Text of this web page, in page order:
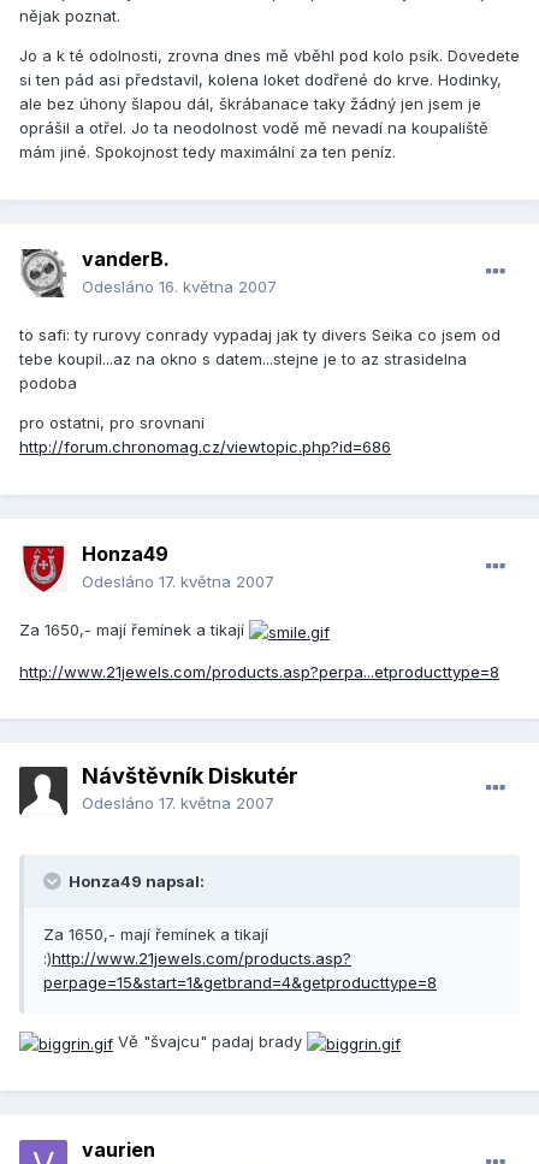
nějak poznat.
Jo a k té odolnosti, zrovna dnes mě vběhl pod kolo psík. Dovedete
si ten pád asi představil, kolena loket dodřené do krve. Hodinky,
ale bez úhony šlapou dál, škrábanace taky žádný jen jsem je
oprášil a otřel. Jo ta neodolnost vodě mě nevadí na koupaliště
mám jiné. Spokojnost tedy maximální za ten peníz.
vanderB.
Odesláno 16. května 2007
to safi: ty rurovy conrady vypadaj jak ty divers Seika co jsem od
tebe koupil...az na okno s datem...stejne je to az strasidelna
podoba
pro ostatni, pro srovnani
http://forum.chronomag.cz/viewtopic.php?id=686
Honza49
Odesláno 17. května 2007
Za 1650,- mají řemínek a tikají
http://www.21jewels.com/products.asp?perpa...etproducttype=8
Návštěvník Diskutér
Odesláno 17. května 2007
Honza49 napsal:
Za 1650,- mají řemínek a tikají
:)http://www.21jewels.com/products.asp?
perpage=15&start=1&getbrand=4&getproducttype=8
Vě "švajcu" padaj brady
vaurien